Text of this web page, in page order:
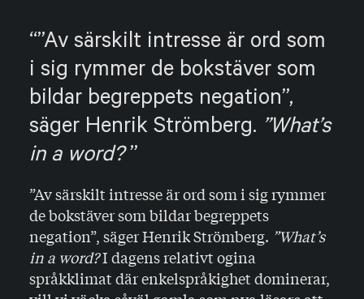
”Av särskilt intresse är ord som
i sig rymmer de bokstäver som
bildar begreppets negation”,
säger Henrik Strömberg. ”What’s
in a word?
”Av särskilt intresse är ord som i sig rymmer
de bokstäver som bildar begreppets
negation”, säger Henrik Strömberg. ”What’s
in a word?I dagens relativt ogina
språkklimat där enkelspråkighet dominerar,